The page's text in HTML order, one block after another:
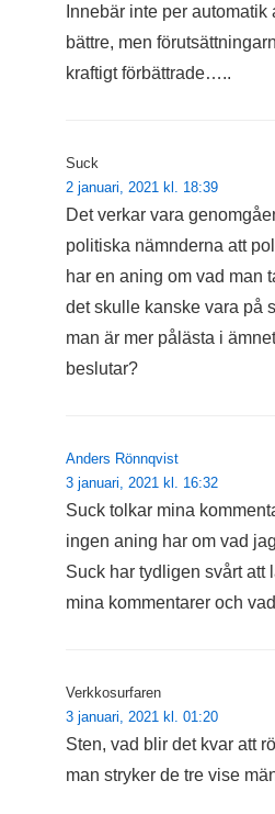
Innebär inte per automatik
bättre, men
kraftigt förbättrade…..
Suck
2 januari, 2021 kl. 18:39
Det verkar vara
politiska nämnderna att
har en aning om vad man
det skulle kanske vara på
man är mer pålästa i
beslutar?
Anders Rönnqvist
3 januari, 2021 kl. 16:32
Suck tolkar mina
ingen aning har om vad
Suck har tydligen svårt att
mina kommentarer och
Verkkosurfaren
3 januari, 2021 kl. 01:20
Sten, vad blir det kvar att
man stryker de tre vise